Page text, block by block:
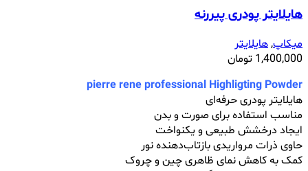
هایلایتر پودری پیررنه
میکاپ,هایلایتر
1,400,000 تومان
pierre rene professional Highligting Powder
هایلایتر پودری حرفه‌ای
مناسب استفاده برای صورت و بدن
ایجاد درخشش طبیعی و یکنواخت
حاوی ذرات مرواریدی بازتاب‌دهنده نور
کمک به کاهش نمای ظاهری چین و چروک